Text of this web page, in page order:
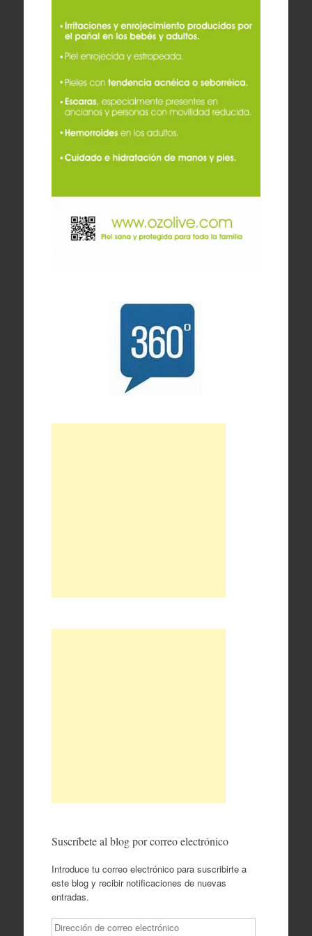
Suscríbete al blog por correo electrónico
Introduce tu correo electrónico para suscribirte a
este blog y recibir notificaciones de nuevas
entradas.
Dirección